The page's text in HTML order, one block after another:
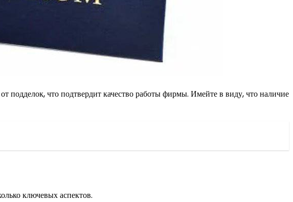
что подтвердит качество работы фирмы. Имейте в виду, что наличие
ключевых аспектов.